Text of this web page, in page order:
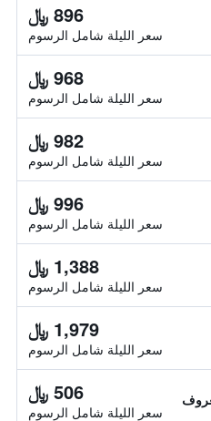
896 ﷼
سعر الليلة شامل الرسوم
968 ﷼
سعر الليلة شامل الرسوم
982 ﷼
سعر الليلة شامل الرسوم
996 ﷼
سعر الليلة شامل الرسوم
1,388 ﷼
سعر الليلة شامل الرسوم
1,979 ﷼
سعر الليلة شامل الرسوم
506 ﷼
سعر الليلة شامل الرسوم